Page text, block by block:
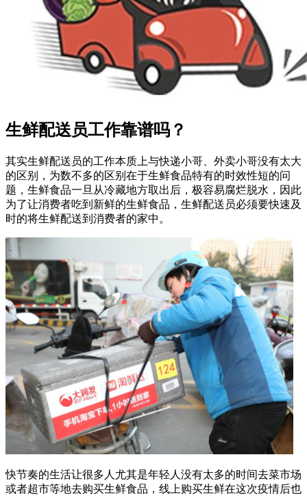
生鲜配送员工作靠谱吗？
其实生鲜配送员的工作本质上与快递小哥、外卖小哥没有太大
的区别，为数不多的区别在于生鲜食品特有的时效性短的问
题，生鲜食品一旦从冷藏地方取出后，极容易腐烂脱水，因此
为了让消费者吃到新鲜的生鲜食品，生鲜配送员必须要快速及
时的将生鲜配送到消费者的家中。
快节奏的生活让很多人尤其是年轻人没有太多的时间去菜市场
或者超市等地去购买生鲜食品，线上购买生鲜在这次疫情后也